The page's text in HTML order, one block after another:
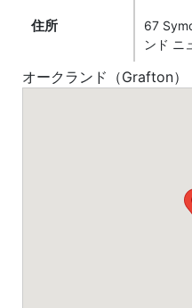
住所
67
ンド ニ
オークランド（Grafton）